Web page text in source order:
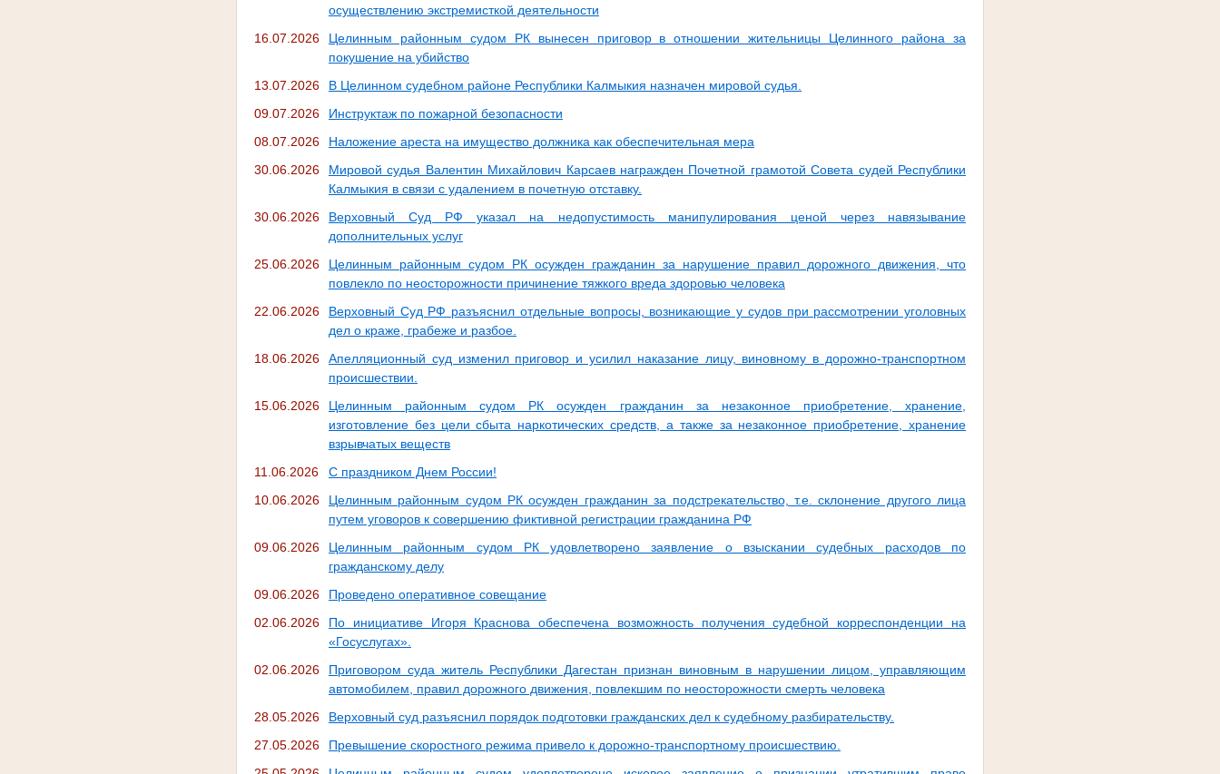
осуществлению экстремисткой деятельности
16.07.2026
Целинным районным судом РК вынесен приговор в отношении жительницы Целинного района за
покушение на убийство
13.07.2026
В Целинном судебном районе Республики Калмыкия назначен мировой судья.
09.07.2026
Инструктаж по пожарной безопасности
08.07.2026
Наложение ареста на имущество должника как обеспечительная мера
30.06.2026
Мировой судья Валентин Михайлович Карсаев награжден Почетной грамотой Совета судей Республики
Калмыкия в связи с удалением в почетную отставку.
30.06.2026
Верховный Суд РФ указал на недопустимость манипулирования ценой через навязывание
дополнительных услуг
25.06.2026
Целинным районным судом РК осужден гражданин за нарушение правил дорожного движения, что
повлекло по неосторожности причинение тяжкого вреда здоровью человека
22.06.2026
Верховный Суд РФ разъяснил отдельные вопросы, возникающие у судов при рассмотрении уголовных
дел о краже, грабеже и разбое.
18.06.2026
Апелляционный суд изменил приговор и усилил наказание лицу, виновному в дорожно-транспортном
происшествии.
15.06.2026
Целинным районным судом РК осужден гражданин за незаконное приобретение, хранение,
изготовление без цели сбыта наркотических средств, а также за незаконное приобретение, хранение
взрывчатых веществ
11.06.2026
С праздником Днем России!
10.06.2026
Целинным районным судом РК осужден гражданин за подстрекательство, т.е. склонение другого лица
путем уговоров к совершению фиктивной регистрации гражданина РФ
09.06.2026
Целинным районным судом РК удовлетворено заявление о взыскании судебных расходов по
гражданскому делу
09.06.2026
Проведено оперативное совещание
02.06.2026
По инициативе Игоря Краснова обеспечена возможность получения судебной корреспонденции на
«Госуслугах».
02.06.2026
Приговором суда житель Республики Дагестан признан виновным в нарушении лицом, управляющим
автомобилем, правил дорожного движения, повлекшим по неосторожности смерть человека
28.05.2026
Верховный суд разъяснил порядок подготовки гражданских дел к судебному разбирательству.
27.05.2026
Превышение скоростного режима привело к дорожно-транспортному происшествию.